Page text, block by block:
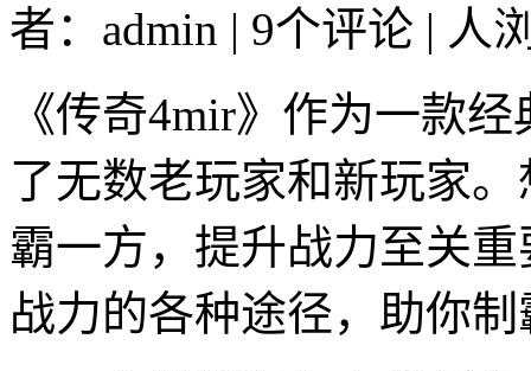
者：admin | 9个评论 | 人
《传奇4mir》作为一款
了无数老玩家和新玩家
霸一方，提升战力至关
战力的各种途径，助你